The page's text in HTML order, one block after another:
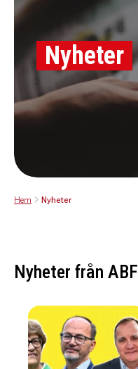
Nyheter
Hem Nyheter
Nyheter från ABF